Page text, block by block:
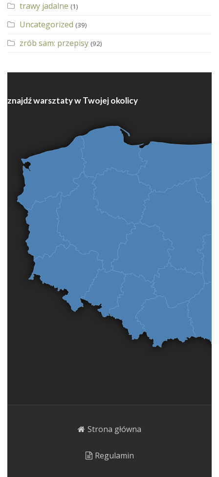
trawy jadalne (1)
Uncategorized (39)
zrób sam: przepisy (92)
znajdź warsztaty w Twojej okolicy
Strona główna
Regulamin